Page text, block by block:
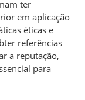
ter
em aplicação
éticas e
referências
a reputação,
para